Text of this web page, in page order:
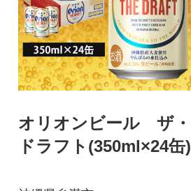
オリオンビール ザ・
ドラフト(350ml×24缶)